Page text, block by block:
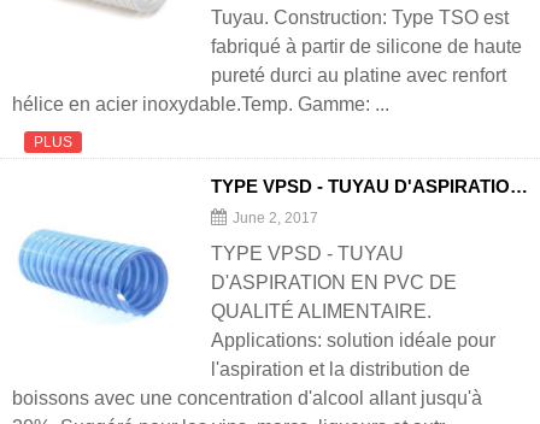
Tuyau. Construction: Type TSO est
fabriqué à partir de silicone de haute
pureté durci au platine avec renfort
hélice en acier inoxydable.Temp. Gamme: ...
PLUS
TYPE VPSD - TUYAU D'ASPIRATION EN PVC DE GRADE ALIMENTAIRE
June 2, 2017
TYPE VPSD - TUYAU
D'ASPIRATION EN PVC DE
QUALITÉ ALIMENTAIRE.
Applications: solution idéale pour
l'aspiration et la distribution de
boissons avec une concentration d'alcool allant jusqu'à